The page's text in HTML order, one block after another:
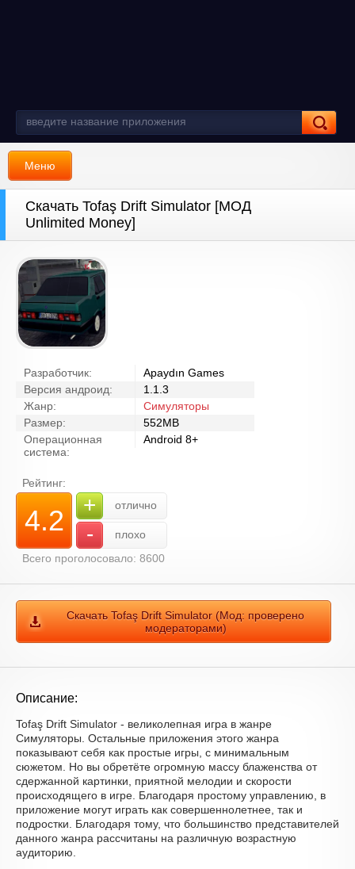
Меню
Скачать Tofaş Drift Simulator [МОД
Unlimited Money]
Разработчик:
Apaydın Games
Версия андроид:
1.1.3
Жанр:
Симуляторы
Размер:
552MB
Операционная
система:
Android 8+
Рейтинг:
4.2 + отлично
-
плохо
Всего проголосовало: 8600
Скачать Tofaş Drift Simulator (Мод: проверено
модераторами)
Описание:
Tofaş Drift Simulator - великолепная игра в жанре
Симуляторы. Остальные приложения этого жанра
показывают себя как простые игры, с минимальным
сюжетом. Но вы обретёте огромную массу блаженства от
сдержанной картинки, приятной мелодии и скорости
происходящего в игре. Благодаря простому управлению, в
приложение могут играть как совершеннолетнее, так и
подростки. Благодаря тому, что большинство представителей
данного жанра рассчитаны на различную возрастную
аудиторию.